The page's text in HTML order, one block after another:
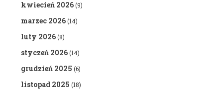
kwiecień 2026(9)
marzec 2026(14)
luty 2026(8)
styczeń 2026(14)
grudzień 2025 (6)
listopad 2025 (18)